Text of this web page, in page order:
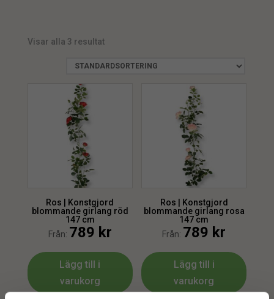
min.
Visar alla 3 resultat
Ros | Konstgjord
blommande girlang röd
147 cm
Från: 789 kr
Lägg till i
varukorg
Ros | Konstgjord
blommande girlang rosa
147 cm
Från: 789 kr
Lägg till i
varukorg